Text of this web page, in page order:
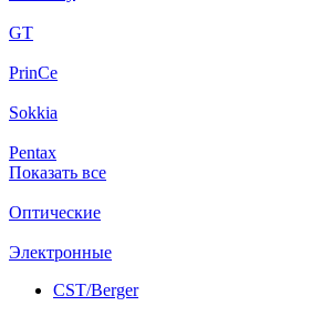
GT
PrinCe
Sokkia
Pentax
Показать все
Оптические
Электронные
CST/Berger